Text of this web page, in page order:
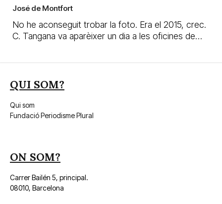
José de Montfort
No he aconseguit trobar la foto. Era el 2015, crec.
C. Tangana va aparèixer un dia a les oficines de…
QUI SOM?
Qui som
Fundació Periodisme Plural
ON SOM?
Carrer Bailén 5, principal.
08010, Barcelona